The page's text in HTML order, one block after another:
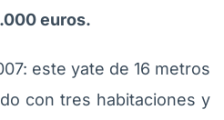
euros.
este yate de 16 metros
con tres habitaciones y